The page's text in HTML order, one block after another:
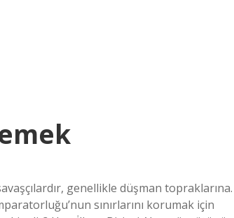
genellikle düşman topraklarına.
sınırlarını korumak için